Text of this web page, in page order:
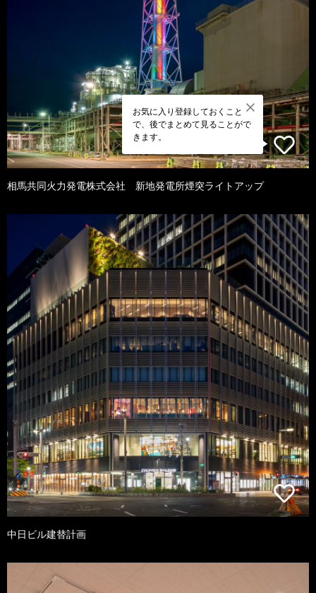
お気に入り登録しておくこと
で、後でまとめて見ることがで
きます。
相馬共同火力発電株式会社 新地発電所煙突ライトアップ
中日ビル建替計画